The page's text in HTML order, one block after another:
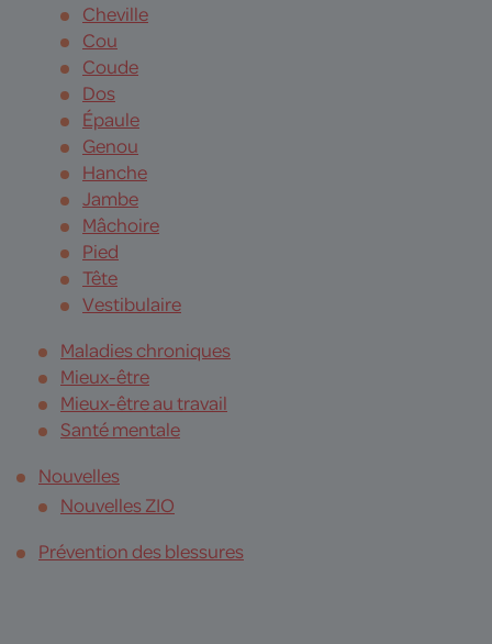
Cheville
Cou
Coude
Dos
Épaule
Genou
Hanche
Jambe
Mâchoire
Pied
Tête
Vestibulaire
Maladies chroniques
Mieux-être
Mieux-être au travail
Santé mentale
Nouvelles
Nouvelles ZIO
Prévention des blessures